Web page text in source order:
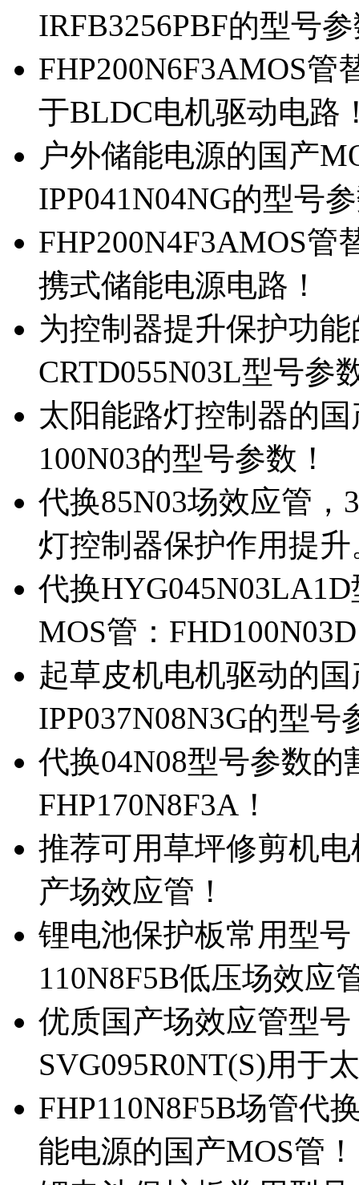
IRFB3256PBF的型号
FHP200N6F3AMOS管
于BLDC电机驱动电路
户外储能电源的国产
IPP041N04NG的型号
FHP200N4F3AMOS管
携式储能电源电路！
为控制器提升保护功
CRTD055N03L型号参
太阳能路灯控制器的
100N03的型号参数！
代换85N03场效应管
灯控制器保护作用提升
代换
MOS管：
起草皮机电机驱动的
IPP037N08N3G的型号
代换04N08型号参数
FHP170N8F3A！
推荐可用草坪修剪机电
产场效应管！
锂电池保护板常用型号
110N8F5B低压场效应
优质国产场效应管型
SVG095R0NT(S)用于
FHP110N8F5B场管代
能电源的国产MOS管！